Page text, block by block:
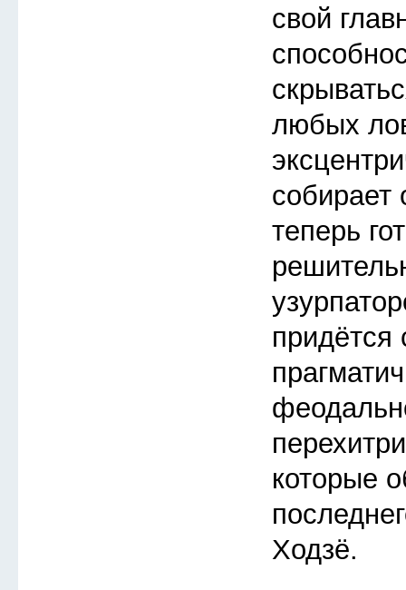
свой
любых
собирает
теперь
придётся
которые
Ходзё.